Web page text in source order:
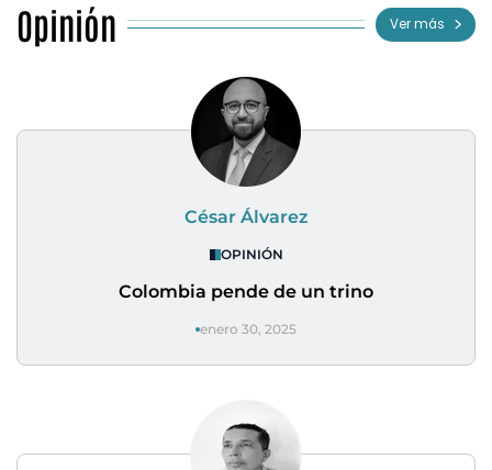
Opinión Ver más
César Álvarez
OPINIÓN
Colombia pende de un trino
enero 30, 2025